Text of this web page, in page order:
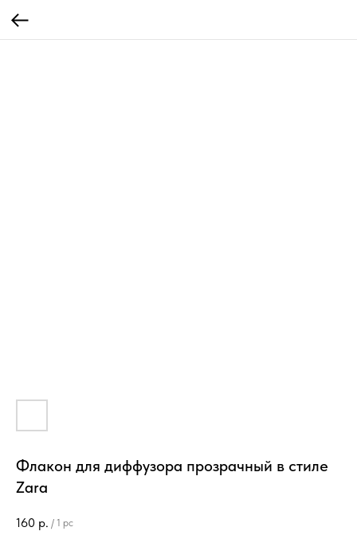
Флакон для диффузора прозрачный в стиле
Zara
160 р. / 1 pc